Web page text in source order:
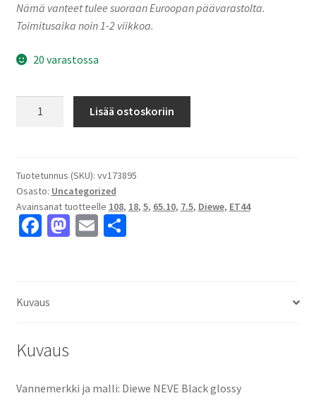
Nämä vanteet tulee suoraan Euroopan päävarastolta.
Toimitusaika noin 1-2 viikkoa.
20 varastossa
7.5x18"
5x108
ET44
keskireikä:65.10
Lisää ostoskoriin
Tuotetunnus (SKU): vv173895
Osasto: Uncategorized
Avainsanat tuotteelle 108, 18, 5, 65.10, 7.5, Diewe, ET44
Fa
o
M E S
Kuvaus
Kuvaus
Vannemerkki ja malli: Diewe NEVE Black glossy